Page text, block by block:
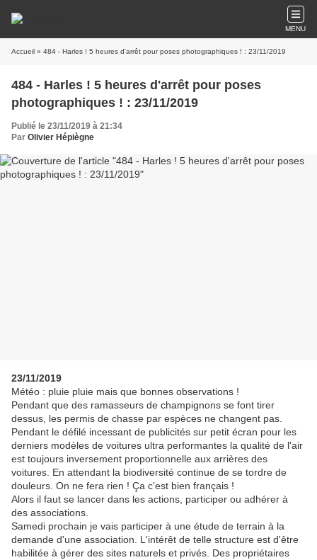
MENU
Accueil » 484 - Harles ! 5 heures d'arrêt pour poses photographiques ! : 23/11/2019
484 - Harles ! 5 heures d'arrêt pour poses
photographiques ! : 23/11/2019
Publié le 23/11/2019 à 21:34
Par Olivier Hépiègne
23/11/2019
Météo : pluie pluie mais que bonnes observations !
Pendant que des ramasseurs de champignons se font tirer
dessus, les permis de chasse par espèces ne changent pas.
Pendant le défilé incessant de publicités sur petit écran pour les
derniers modèles de voitures ultra performantes la qualité de l'air
est toujours inversement proportionnelle aux arrières des
voitures. En attendant la biodiversité continue de se tordre de
douleurs. On ne fera rien ! Ça c'est bien français !
Alors il faut se lancer dans les actions, participer ou adhérer à
des associations.
Samedi prochain je vais participer à une étude de terrain à la
demande d'une association. L'intérêt de telle structure est d'être
habilitée à gérer des sites naturels et privés. Des propriétaires